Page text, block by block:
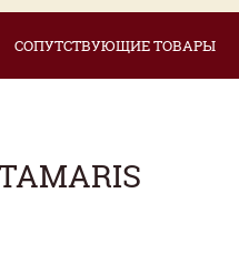
СОПУТСТВУЮЩИЕ ТОВАРЫ